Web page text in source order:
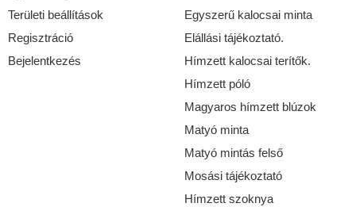
Területi beállítások
Regisztráció
Bejelentkezés
Egyszerű kalocsai minta
Elállási tájékoztató.
Hímzett kalocsai terítők.
Hímzett póló
Magyaros hímzett blúzok
Matyó minta
Matyó mintás felső
Mosási tájékoztató
Hímzett szoknya